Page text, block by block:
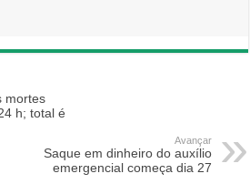
mortes
h; total é
Avançar
Saque em dinheiro do auxílio
emergencial começa dia 27